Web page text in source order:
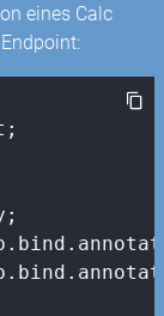
eines Calc